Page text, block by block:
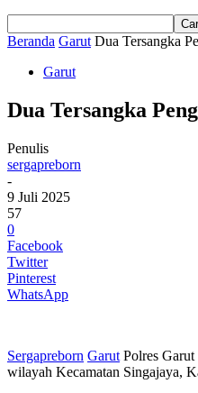
Beranda Garut Dua Tersangka
Garut
Dua Tersangka
Penulis
sergapreborn
-
9 Juli 2025
57
0
Facebook
Twitter
Pinterest
WhatsApp
Sergapreborn Garut Polres
wilayah Kecamatan Singajaya,